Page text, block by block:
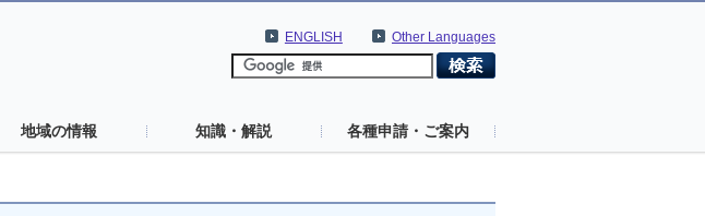
Other Languages
ENGLISH
地域の情報 知識・解説 各種申請・ご案内